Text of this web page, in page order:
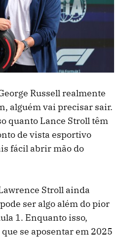
Russell realmente
alguém vai precisar sair.
quanto Lance Stroll têm
de vista esportivo
fácil abrir mão do
Stroll ainda
ser algo além do pior
1. Enquanto isso,
se aposentar em 2025